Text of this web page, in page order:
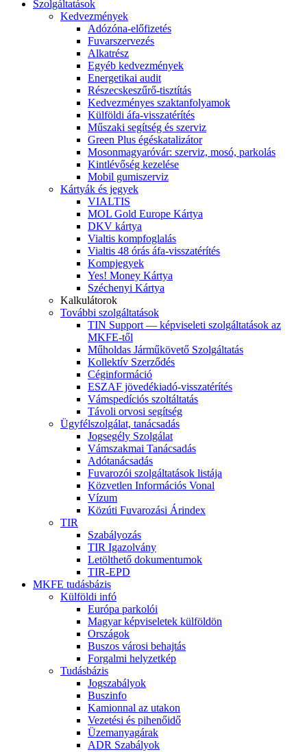
Szolgáltatások
Kedvezmények
Adózóna-előfizetés
Fuvarszervezés
Alkatrész
Egyéb kedvezmények
Energetikai audit
Részecskeszűrő-tisztítás
Kedvezményes szaktanfolyamok
Külföldi áfa-visszatérítés
Műszaki segítség és szerviz
Green Plus égéskatalizátor
Mosonmagyaróvár: szerviz, mosó, parkolás
Kintlévőség kezelése
Mobil gumiszerviz
Kártyák és jegyek
VIALTIS
MOL Gold Europe Kártya
DKV kártya
Vialtis kompfoglalás
Vialtis 48 órás áfa-visszatérítés
Kompjegyek
Yes! Money Kártya
Széchenyi Kártya
Kalkulátorok
További szolgáltatások
TIN Support — képviseleti szolgáltatások az
MKFE-től
Műholdas Járműkövető Szolgáltatás
Kollektív Szerződés
Céginformáció
ESZAF jövedékiadó-visszatérítés
Vámspedíciós szoltáltatás
Távoli orvosi segítség
Ügyfélszolgálat, tanácsadás
Jogsegély Szolgálat
Vámszakmai Tanácsadás
Adótanácsadás
Fuvarozói szolgáltatások listája
Közvetlen Információs Vonal
Vízum
Közúti Fuvarozási Árindex
TIR
Szabályozás
TIR Igazolvány
Letölthető dokumentumok
TIR-EPD
MKFE tudásbázis
Külföldi infó
Európa parkolói
Magyar képviseletek külföldön
Országok
Buszos városi behajtás
Forgalmi helyzetkép
Tudásbázis
Jogszabályok
Buszinfo
Kamionnal az utakon
Vezetési és pihenőidő
Üzemanyagárak
ADR Szabályok